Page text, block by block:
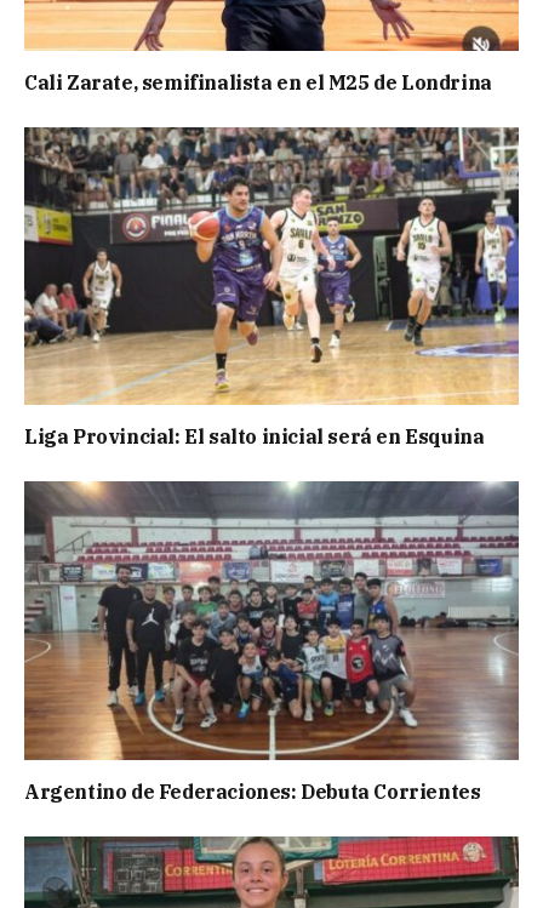
Cali Zarate, semifinalista en el M25 de Londrina
Liga Provincial: El salto inicial será en Esquina
Argentino de Federaciones: Debuta Corrientes